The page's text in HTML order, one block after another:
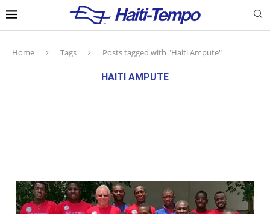
Home Tags Posts tagged with "Haiti Ampute"
HAITI AMPUTE